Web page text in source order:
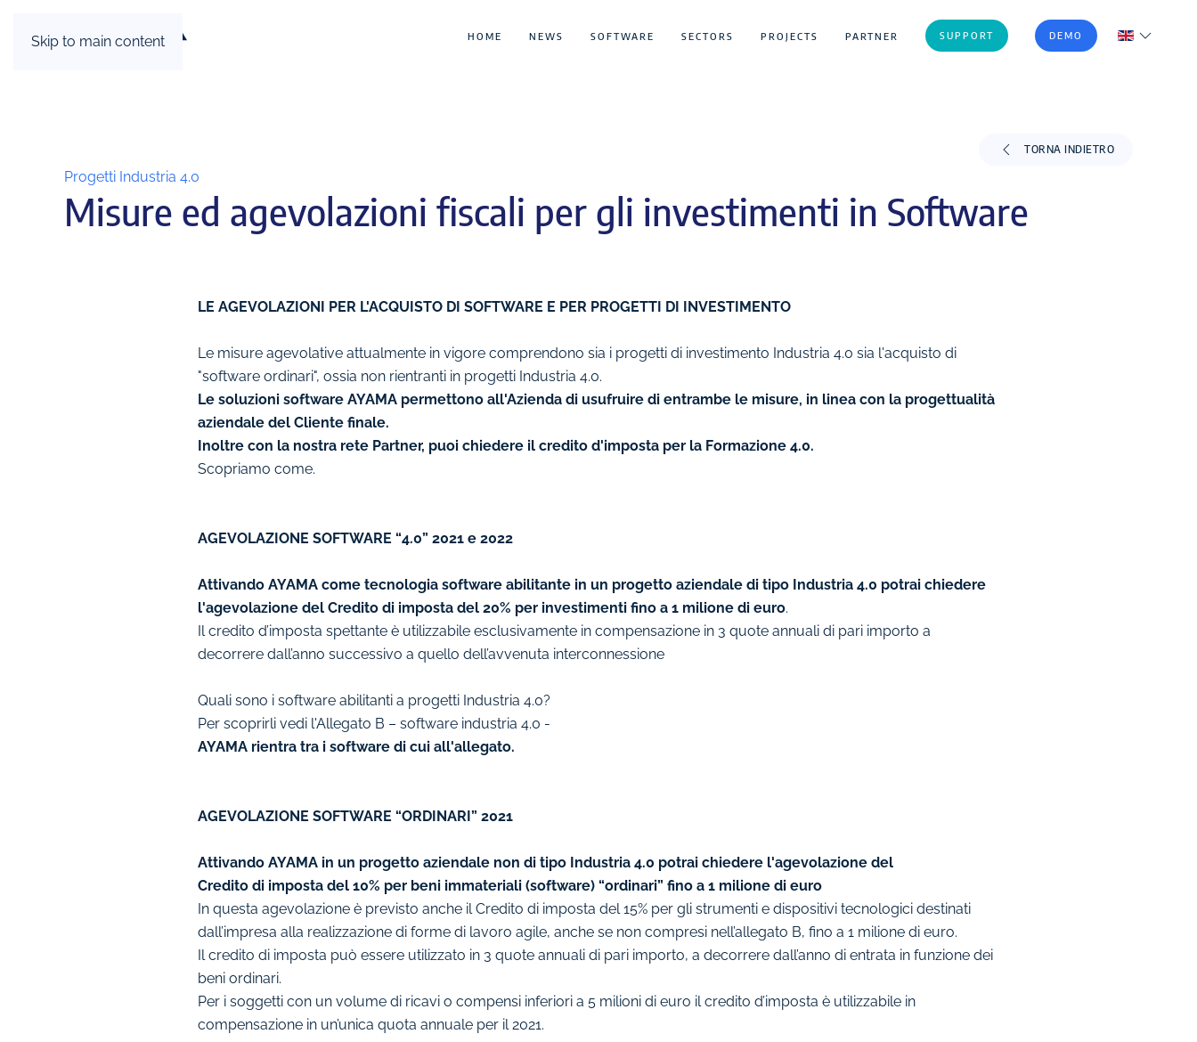
Skip to main content HOME NEWS SOFTWARE SECTORS PROJECTS PARTNER SUPPORT DEMO
TORNA INDIETRO
Progetti Industria 4.0
Misure ed agevolazioni fiscali per gli investimenti in Software
LE AGEVOLAZIONI PER L'ACQUISTO DI SOFTWARE E PER PROGETTI DI INVESTIMENTO
Le misure agevolative attualmente in vigore comprendono sia i progetti di investimento Industria 4.0 sia l'acquisto di
"software ordinari", ossia non rientranti in progetti Industria 4.0.
Le soluzioni software AYAMA permettono all'Azienda di usufruire di entrambe le misure, in linea con la progettualità
aziendale del Cliente finale.
Inoltre con la nostra rete Partner, puoi chiedere il credito d'imposta per la Formazione 4.0.
Scopriamo come.
AGEVOLAZIONE SOFTWARE “4.0” 2021 e 2022
Attivando AYAMA come tecnologia software abilitante in un progetto aziendale di tipo Industria 4.0 potrai chiedere
l'agevolazione del Credito di imposta del 20% per investimenti fino a 1 milione di euro.
Il credito d’imposta spettante è utilizzabile esclusivamente in compensazione in 3 quote annuali di pari importo a
decorrere dall’anno successivo a quello dell’avvenuta interconnessione
Quali sono i software abilitanti a progetti Industria 4.0?
Per scoprirli vedi l'Allegato B – software industria 4.0 -
AYAMA rientra tra i software di cui all'allegato.
AGEVOLAZIONE SOFTWARE “ORDINARI” 2021
Attivando AYAMA in un progetto aziendale non di tipo Industria 4.0 potrai chiedere l'agevolazione del
Credito di imposta del 10% per beni immateriali (software) “ordinari” fino a 1 milione di euro
In questa agevolazione è previsto anche il Credito di imposta del 15% per gli strumenti e dispositivi tecnologici destinati
dall’impresa alla realizzazione di forme di lavoro agile, anche se non compresi nell’allegato B, fino a 1 milione di euro.
Il credito di imposta può essere utilizzato in 3 quote annuali di pari importo, a decorrere dall’anno di entrata in funzione dei
beni ordinari.
Per i soggetti con un volume di ricavi o compensi inferiori a 5 milioni di euro il credito d’imposta è utilizzabile in
compensazione in un’unica quota annuale per il 2021.